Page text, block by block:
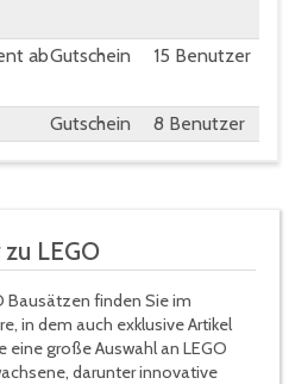
abGutschein 15 Benutzer
Gutschein 8 Benutzer
LEGO
Bausätzen finden Sie im
in dem auch exklusive Artikel
eine große Auswahl an LEGO
darunter innovative